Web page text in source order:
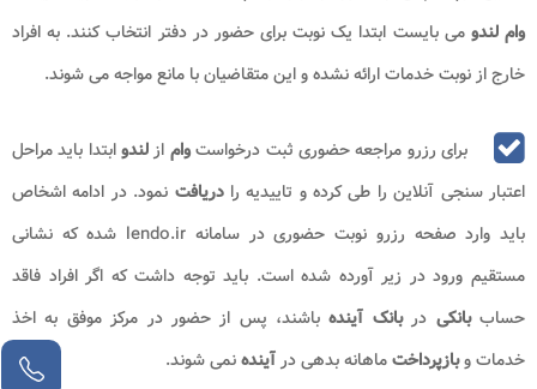
وام لندومی بایست ابتدا یک نوبت برای حضور در دفتر انتخاب کنند. به افراد
خارج از نوبت خدمات ارائه نشده و این متقاضیان با مانع مواجه می شوند.
برای رزرو مراجعه حضوری ثبت درخواستوام ازلندوابتدا باید مراحل
اعتبار سنجی آنلاین را طی کرده و تاییدیه رادریافت نمود. در ادامه اشخاص
باید وارد صفحه رزرو نوبت حضوری در سامانه lendo.ir شده که نشانی
مستقیم ورود در زیر آورده شده است. باید توجه داشت که اگر افراد فاقد
حساببانکی دربانک آیندهباشند، پس از حضور در مرکز موفق به اخذ
خدمات وبازپرداختماهانه بدهی درآیندهنمی شوند.